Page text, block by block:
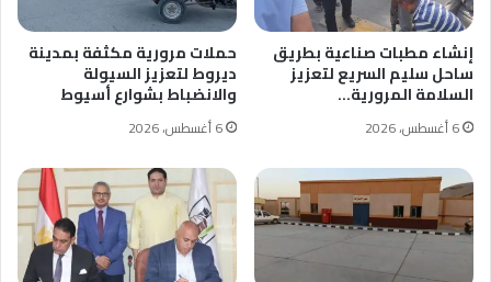
إنشاء مطبات صناعية بطريق
ساحل سليم السريع لتعزيز
السلامة المرورية…
6 أغسطس، 2026
حملات مرورية مكثفة بمدينة
ديروط لتعزيز السيولة
والانضباط بشوارع أسيوط
6 أغسطس، 2026